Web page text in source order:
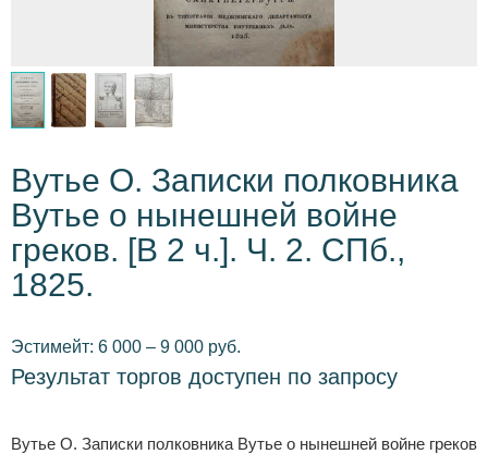
Вутье О. Записки полковника
Вутье о нынешней войне
греков. [В 2 ч.]. Ч. 2. СПб.,
1825.
Эстимейт: 6 000 – 9 000 руб.
Результат торгов доступен по запросу
Вутье О. Записки полковника Вутье о нынешней войне греков